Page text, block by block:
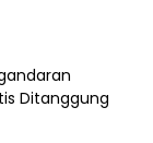
Ditanggung